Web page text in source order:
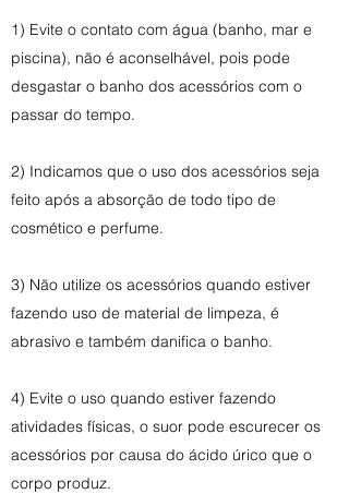
1) Evite o contato com água (banho, mar e
piscina), não é aconselhável, pois pode
desgastar o banho dos acessórios com o
passar do tempo.
2) Indicamos que o uso dos acessórios seja
feito após a absorção de todo tipo de
cosmético e perfume.
3) Não utilize os acessórios quando estiver
fazendo uso de material de limpeza, é
abrasivo e também danifica o banho.
4) Evite o uso quando estiver fazendo
atividades físicas, o suor pode escurecer os
acessórios por causa do ácido úrico que o
corpo produz.